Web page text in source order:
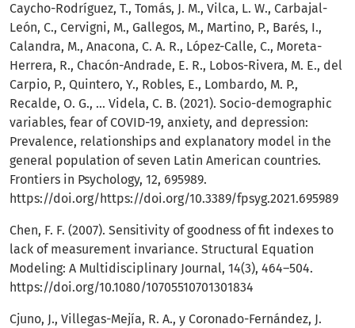
Caycho-Rodríguez, T., Tomás, J. M., Vilca, L. W., Carbajal-
León, C., Cervigni, M., Gallegos, M., Martino, P., Barés, I.,
Calandra, M., Anacona, C. A. R., López-Calle, C., Moreta-
Herrera, R., Chacón-Andrade, E. R., Lobos-Rivera, M. E., del
Carpio, P., Quintero, Y., Robles, E., Lombardo, M. P.,
Recalde, O. G., … Videla, C. B. (2021). Socio-demographic
variables, fear of COVID-19, anxiety, and depression:
Prevalence, relationships and explanatory model in the
general population of seven Latin American countries.
Frontiers in Psychology, 12, 695989.
https://doi.org/https://doi.org/10.3389/fpsyg.2021.695989
Chen, F. F. (2007). Sensitivity of goodness of fit indexes to
lack of measurement invariance. Structural Equation
Modeling: A Multidisciplinary Journal, 14(3), 464–504.
https://doi.org/10.1080/10705510701301834
Cjuno, J., Villegas-Mejía, R. A., y Coronado-Fernández, J.